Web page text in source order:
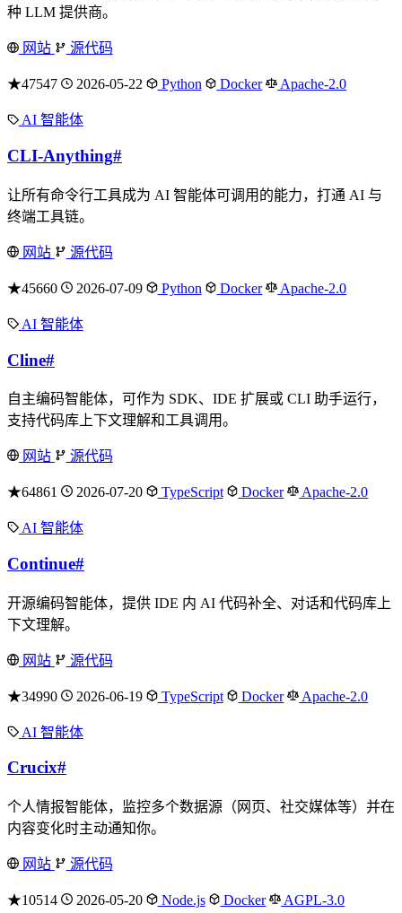
种 LLM 提供商。
网站 源代码
★47547 2026-05-22 Python Docker Apache-2.0
AI 智能体
CLI-Anything#
让所有命令行工具成为 AI 智能体可调用的能力，打通 AI 与
终端工具链。
网站 源代码
★45660 2026-07-09 Python Docker Apache-2.0
AI 智能体
Cline#
自主编码智能体，可作为 SDK、IDE 扩展或 CLI 助手运行，
支持代码库上下文理解和工具调用。
网站 源代码
★64861 2026-07-20 TypeScript Docker Apache-2.0
AI 智能体
Continue#
开源编码智能体，提供 IDE 内 AI 代码补全、对话和代码库上
下文理解。
网站 源代码
★34990 2026-06-19 TypeScript Docker Apache-2.0
AI 智能体
Crucix#
个人情报智能体，监控多个数据源（网页、社交媒体等）并在
内容变化时主动通知你。
网站 源代码
★10514 2026-05-20 Node.js Docker AGPL-3.0